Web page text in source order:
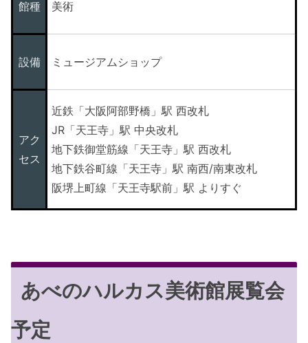
館種 美術
設備 ミュージアムショップ
アク
セス
近鉄「大阪阿部野橋」駅 西改札
JR「天王寺」駅 中央改札
地下鉄御堂筋線「天王寺」駅 西改札
地下鉄谷町線「天王寺」駅 南西/南東改札
阪堺上町線「天王寺駅前」駅 よりすぐ
あべのハルカス美術館展覧会
予定